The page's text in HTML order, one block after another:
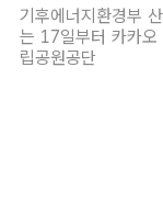
기후에너지환경부
는 17일부터 카카오
립공원공단